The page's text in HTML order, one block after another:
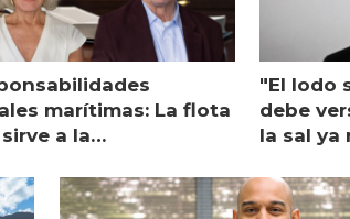
marítimas: La flota
a la
"El lodo
debe
la sal ya